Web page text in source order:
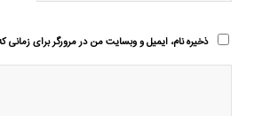
ذخیره نام، ایمیل و وبسایت من در مرورگر برای زمانی